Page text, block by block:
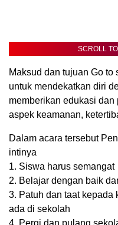
SCROLL
Maksud dan tujuan Go to
untuk mendekatkan diri
memberikan edukasi
aspek keamanan,
Dalam acara tersebut
intinya
1. Siswa harus semangat
2. Belajar dengan baik
3. Patuh dan taat kepada
ada di sekolah